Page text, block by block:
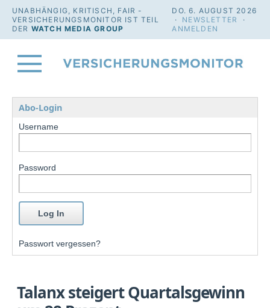
UNABHÄNGIG, KRITISCH, FAIR -
VERSICHERUNGSMONITOR IST TEIL
DER WATCH MEDIA GROUP
DO. 6. AUGUST 2026
· NEWSLETTER
·
ANMELDEN
Abo-Login
Username
Password
Passwort vergessen?
Talanx steigert Quartalsgewinn